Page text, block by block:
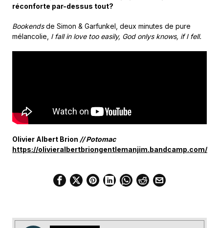
réconforte par-dessus tout?
Bookendsde Simon & Garfunkel, deux minutes de pure
mélancolie, I fall in love too easily, God onlys knows, if I fell.
Olivier Albert Brion // Potomac
https://olivieralbertbriongentlemanjim.bandcamp.com/